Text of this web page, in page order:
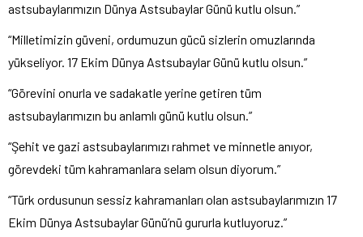
astsubaylarımızın Dünya Astsubaylar Günü kutlu olsun.”
“Milletimizin güveni, ordumuzun gücü sizlerin omuzlarında
yükseliyor. 17 Ekim Dünya Astsubaylar Günü kutlu olsun.”
“Görevini onurla ve sadakatle yerine getiren tüm
astsubaylarımızın bu anlamlı günü kutlu olsun.”
“Şehit ve gazi astsubaylarımızı rahmet ve minnetle anıyor,
görevdeki tüm kahramanlara selam olsun diyorum.”
“Türk ordusunun sessiz kahramanları olan astsubaylarımızın 17
Ekim Dünya Astsubaylar Günü’nü gururla kutluyoruz.”